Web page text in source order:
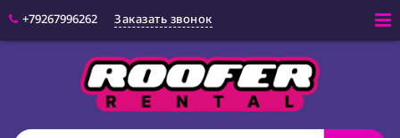
+79267996262 Заказать звонок